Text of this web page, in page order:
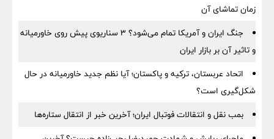
زمان تماشای آن
جنگ ایران و آمریکا تمام می‌شود؟ ۳ سناریوی پیش روی خاورمیانه
و تاثیر آن بر بازار ایران
اتحاد عربستان، ترکیه و پاکستان؛ آیا نظم جدید خاورمیانه در حال
شکل‌گیری است؟
بمب نقل‌ و انتقالات فوتبال ایران؛ آخرین خبر از انتقال ستاره‌ها